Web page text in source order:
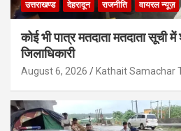
उत्तराखण्ड देहरादून राजनीति वायरल न्यूज़
कोई भी पात्र मतदाता मतदाता सूची
जिलाधिकारी
August 6, 2026 Kathait Samachar